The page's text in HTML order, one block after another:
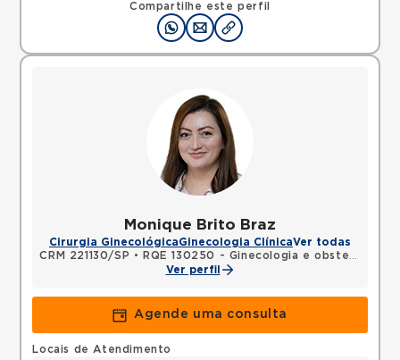
Compartilhe este perfil
Monique Brito Braz
Cirurgia GinecológicaGinecologia ClínicaVer todas
CRM 221130/SP •
RQE 130250 - Ginecologia e obstetrícia
Ver perfil
Agende uma consulta
Locais de Atendimento